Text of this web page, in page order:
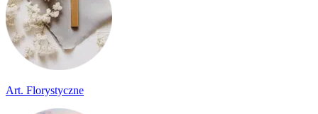
Art. Florystyczne